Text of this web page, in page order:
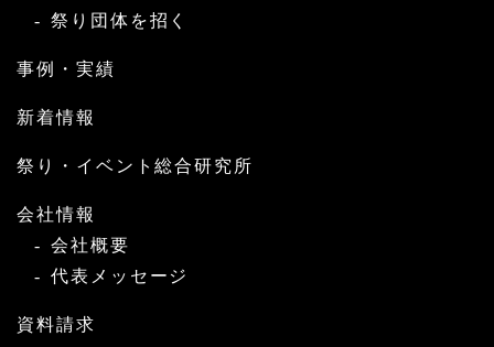
祭り団体を招く
事例・実績
新着情報
祭り・イベント総合研究所
会社情報
会社概要
代表メッセージ
資料請求